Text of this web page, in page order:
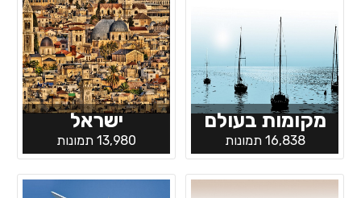
מקומות בעולם
16,838 תמונות
ישראל
13,980 תמונות